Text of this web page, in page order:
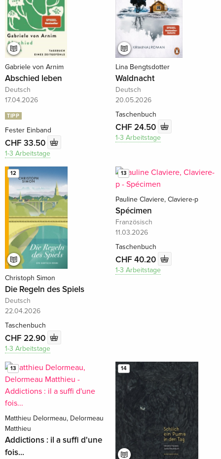
Gabriele von Arnim
Abschied leben
Deutsch
17.04.2026
TIPP
Fester Einband
CHF 33.50
1-3 Arbeitstage
Lina Bengtsdotter
Waldnacht
Deutsch
20.05.2026
Taschenbuch
CHF 24.50
1-3 Arbeitstage
12
Christoph Simon
Die Regeln des Spiels
Deutsch
22.04.2026
Taschenbuch
CHF 22.90
1-3 Arbeitstage
13
Pauline Claviere, Claviere-p
Spécimen
Französisch
11.03.2026
Taschenbuch
CHF 40.20
1-3 Arbeitstage
13
Matthieu Delormeau, Delormeau
Matthieu
Addictions : il a suffi d'une
fois...
14